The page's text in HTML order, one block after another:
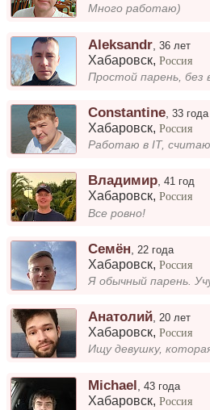
Много работаю)
Aleksandr ,36 лет
Хабаровск,Россия
Constantine ,33 года
Хабаровск,Россия
Владимир,41 год
Хабаровск,Россия
Все ровно!
Семён 22 года
Хабаровск,Россия
Анатолий,20 лет
Хабаровск,Россия
Michael ,43 года
Хабаровск,Россия